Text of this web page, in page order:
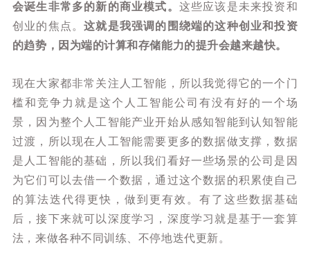
会诞生非常多的新的商业模式。 这些应该是未来投资和
创业的焦点。这就是我强调的围绕端的这种创业和投资
的趋势，因为端的计算和存储能力的提升会越来越快。
现在大家都非常关注人工智能，所以我觉得它的一个门
槛和竞争力就是这个人工智能公司有没有好的一个场
景，因为整个人工智能产业开始从感知智能到认知智能
过渡，所以现在人工智能需要更多的数据做支撑，数据
是人工智能的基础，所以我们看好一些场景的公司是因
为它们可以去借一个数据，通过这个数据的积累使自己
的算法迭代得更快，做到更有效。有了这些数据基础
后，接下来就可以深度学习，深度学习就是基于一套算
法，来做各种不同训练、不停地迭代更新。